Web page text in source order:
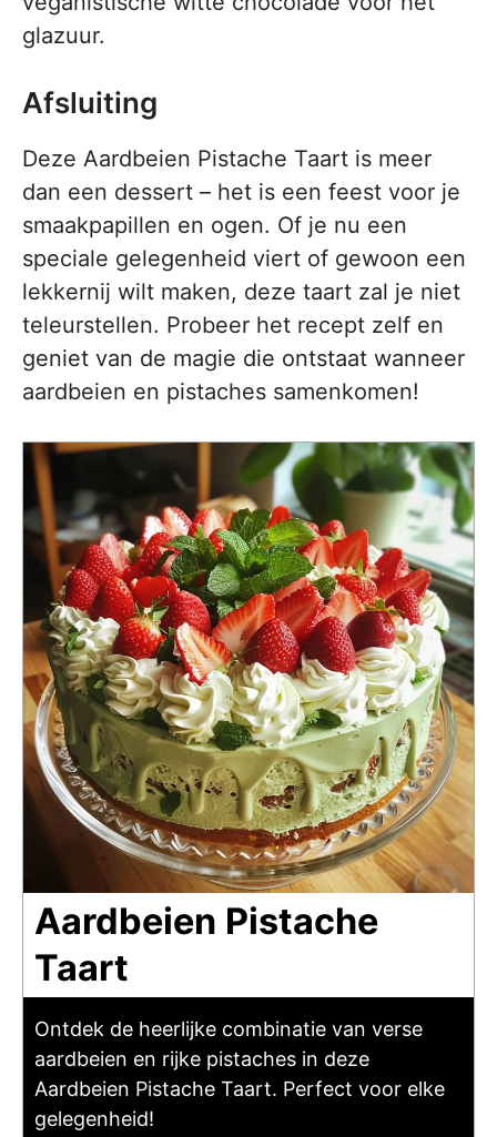
glazuur.
Afsluiting
Deze Aardbeien Pistache Taart is meer
dan een dessert – het is een feest voor je
smaakpapillen en ogen. Of je nu een
speciale gelegenheid viert of gewoon een
lekkernij wilt maken, deze taart zal je niet
teleurstellen. Probeer het recept zelf en
geniet van de magie die ontstaat wanneer
aardbeien en pistaches samenkomen!
Aardbeien Pistache
Taart
Ontdek de heerlijke combinatie van verse
aardbeien en rijke pistaches in deze
Aardbeien Pistache Taart. Perfect voor elke
gelegenheid!